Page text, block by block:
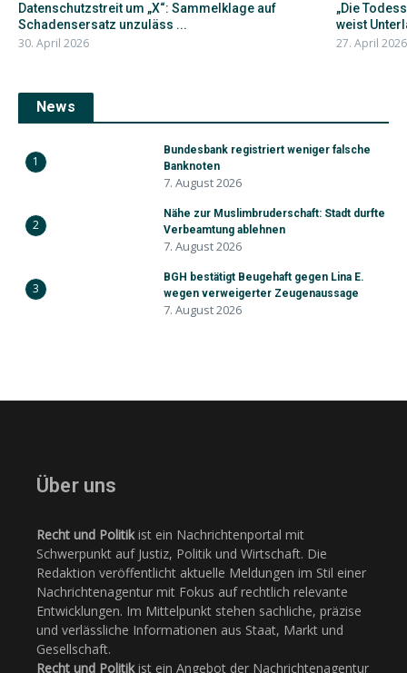
Datenschutzstreit um „X“: Sammelklage auf
Schadensersatz unzuläss ...
30. April 2026
„Die
weist
27. April 2026
News
1
Bundesbank registriert weniger falsche
Banknoten
7. August 2026
2
Nähe zur Muslimbruderschaft: Stadt durfte
Verbeamtung ablehnen
7. August 2026
3
BGH bestätigt Beugehaft gegen Lina E.
wegen verweigerter Zeugenaussage
7. August 2026
Über uns
Recht und Politikist ein Nachrichtenportal mit
Schwerpunkt auf Justiz, Politik und Wirtschaft. Die
Redaktion veröffentlicht aktuelle Meldungen im Stil einer
Nachrichtenagentur mit Fokus auf rechtlich relevante
Entwicklungen. Im Mittelpunkt stehen sachliche, präzise
und verlässliche Informationen aus Staat, Markt und
Gesellschaft.
Recht und Politikist ein Angebot der Nachrichtenagentur